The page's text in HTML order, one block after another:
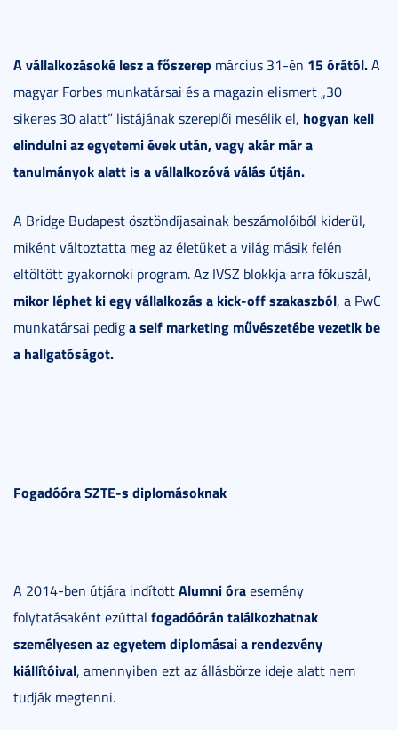
A vállalkozásoké lesz a főszerep március 31-én 15 órától.A
magyar Forbes munkatársai és a magazin elismert „30
sikeres 30 alatt” listájának szereplői mesélik el, hogyan kell
elindulni az egyetemi évek után, vagy akár már a
tanulmányok alatt is a vállalkozóvá válás útján.
A Bridge Budapest ösztöndíjasainak beszámolóiból kiderül,
miként változtatta meg az életüket a világ másik felén
eltöltött gyakornoki program. Az IVSZ blokkja arra fókuszál,
mikor léphet ki egy vállalkozás a kick-off szakaszból, a PwC
munkatársai pediga self marketing művészetébe vezetik be
a hallgatóságot.
Fogadóóra SZTE-s diplomásoknak
A 2014-ben útjára indítottAlumni óraesemény
folytatásaként ezúttal fogadóórán találkozhatnak
személyesen az egyetem diplomásai a rendezvény
kiállítóival, amennyiben ezt az állásbörze ideje alatt nem
tudják megtenni.